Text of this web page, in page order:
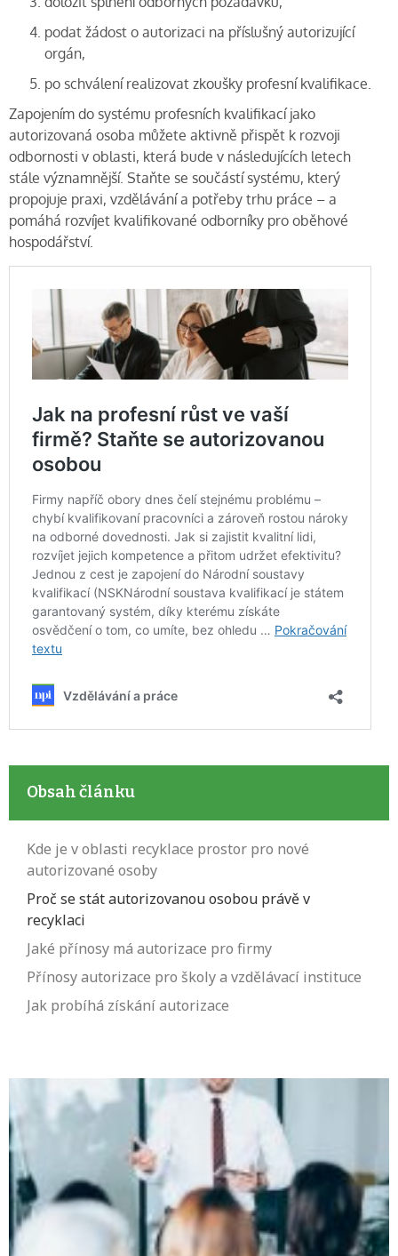
podat žádost o autorizaci na příslušný autorizující
orgán,
po schválení realizovat zkoušky profesní kvalifikace.
Zapojením do systému profesních kvalifikací jako
autorizovaná osoba můžete aktivně přispět k rozvoji
odbornosti v oblasti, která bude v následujících letech
stále významnější. Staňte se součástí systému, který
propojuje praxi, vzdělávání a potřeby trhu práce – a
pomáhá rozvíjet kvalifikované odborníky pro oběhové
hospodářství.
Obsah článku
Kde je v oblasti recyklace prostor pro nové
autorizované osoby
Proč se stát autorizovanou osobou právě v
recyklaci
Jaké přínosy má autorizace pro firmy
Přínosy autorizace pro školy a vzdělávací instituce
Jak probíhá získání autorizace